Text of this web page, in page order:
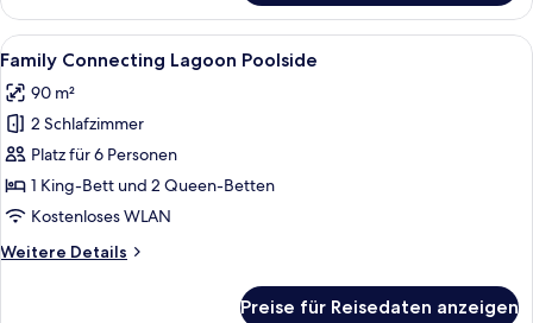
Connecting
Lagoon
Pool
Access
Alle
Fotos
für
Family
Connecting
Lagoon
Poolside
Ein Hotelzimmer mit Holzboden,
8
Family Connecting Lagoon Poolside
90 m²
2 Schlafzimmer
Platz für 6 Personen
1 King-Bett und 2 Queen-Betten
Kostenloses WLAN
Weitere Details
Weitere
Preise für Reisedaten anzeigen